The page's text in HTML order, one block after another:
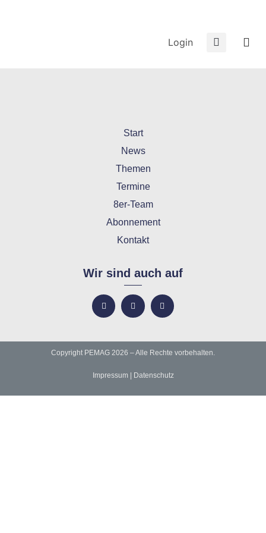
Login
Start
News
Themen
Termine
8er-Team
Abonnement
Kontakt
Wir sind auch auf
Copyright PEMAG 2026 – Alle Rechte vorbehalten.
Impressum| Datenschutz